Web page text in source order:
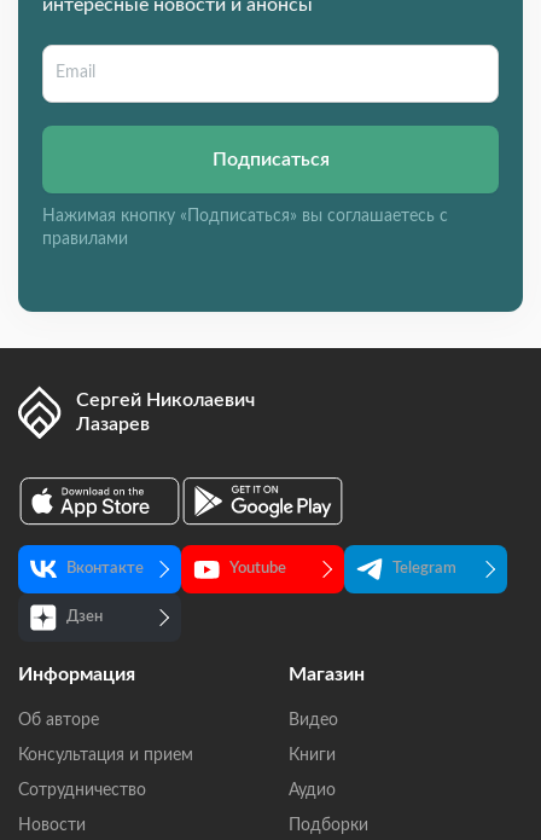
интересные новости и анонсы
Подписаться
Нажимая кнопку «Подписаться» вы соглашаетесь с
правилами
Сергей Николаевич
Лазарев
Вконтакте Youtube Telegram
Дзен
Информация
Об авторе
Консультация и прием
Сотрудничество
Новости
Магазин
Видео
Книги
Аудио
Подборки